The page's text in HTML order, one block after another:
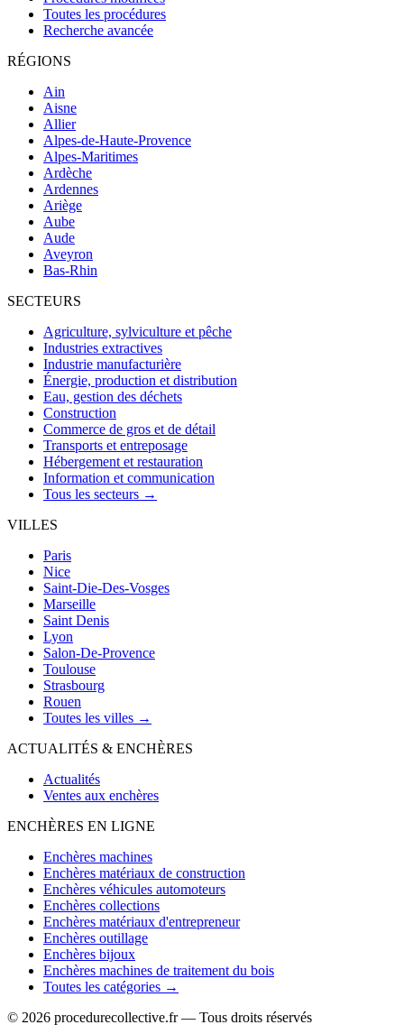
Toutes les procédures
Recherche avancée
RÉGIONS
Ain
Aisne
Allier
Alpes-de-Haute-Provence
Alpes-Maritimes
Ardèche
Ardennes
Ariège
Aube
Aude
Aveyron
Bas-Rhin
SECTEURS
Agriculture, sylviculture et pêche
Industries extractives
Industrie manufacturière
Énergie, production et distribution
Eau, gestion des déchets
Construction
Commerce de gros et de détail
Transports et entreposage
Hébergement et restauration
Information et communication
Tous les secteurs →
VILLES
Paris
Nice
Saint-Die-Des-Vosges
Marseille
Saint Denis
Lyon
Salon-De-Provence
Toulouse
Strasbourg
Rouen
Toutes les villes →
ACTUALITÉS & ENCHÈRES
Actualités
Ventes aux enchères
ENCHÈRES EN LIGNE
Enchères machines
Enchères matériaux de construction
Enchères véhicules automoteurs
Enchères collections
Enchères matériaux d'entrepreneur
Enchères outillage
Enchères bijoux
Enchères machines de traitement du bois
Toutes les catégories →
© 2026 procedurecollective.fr — Tous droits réservés